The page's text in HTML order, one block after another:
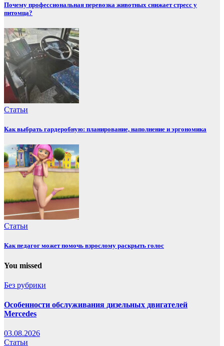
Почему профессиональная перевозка животных снижает стресс у
питомца?
Статьи
Как выбрать гардеробную: планирование, наполнение и эргономика
Статьи
Как педагог может помочь взрослому раскрыть голос
You missed
Без рубрики
Особенности обслуживания дизельных двигателей
Mercedes
03.08.2026
Статьи